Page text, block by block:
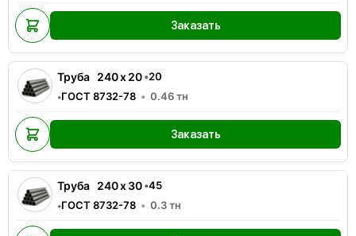
Заказать
Труба 240x20•20
•ГОСТ 8732-78 0.46тн
Заказать
Труба 240x30•45
•ГОСТ 8732-78 0.3тн